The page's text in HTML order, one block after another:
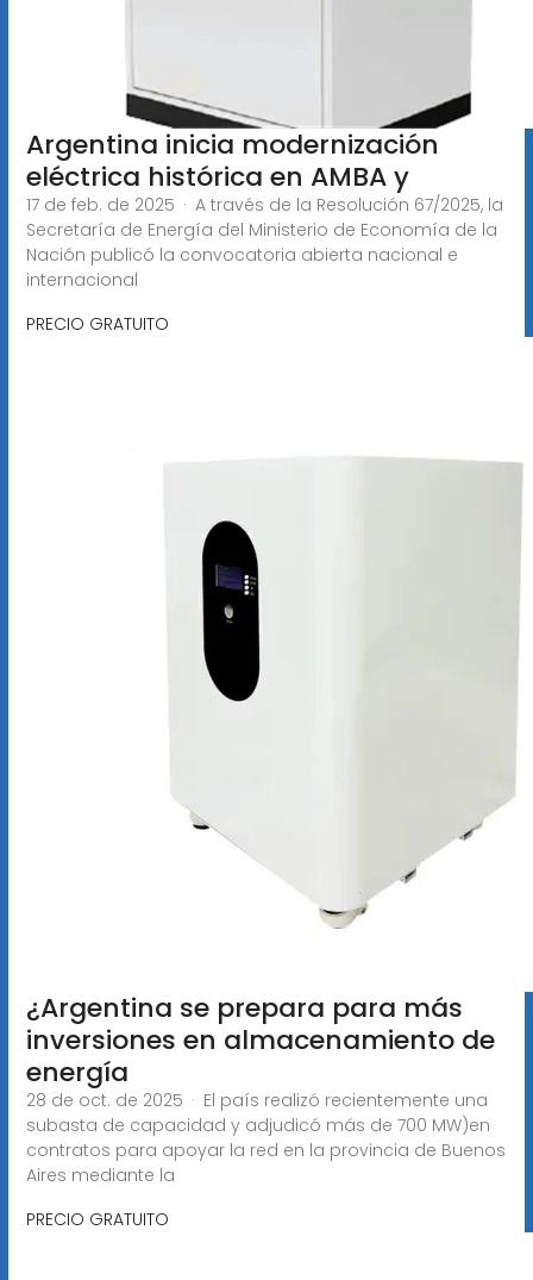
Argentina inicia modernización
eléctrica histórica en AMBA y
17 de feb. de 2025 · A través de la Resolución 67/2025, la
Secretaría de Energía del Ministerio de Economía de la
Nación publicó la convocatoria abierta nacional e
internacional
PRECIO GRATUITO
¿Argentina se prepara para más
inversiones en almacenamiento de
energía
28 de oct. de 2025 · El país realizó recientemente una
subasta de capacidad y adjudicó más de 700 MW)en
contratos para apoyar la red en la provincia de Buenos
Aires mediante la
PRECIO GRATUITO